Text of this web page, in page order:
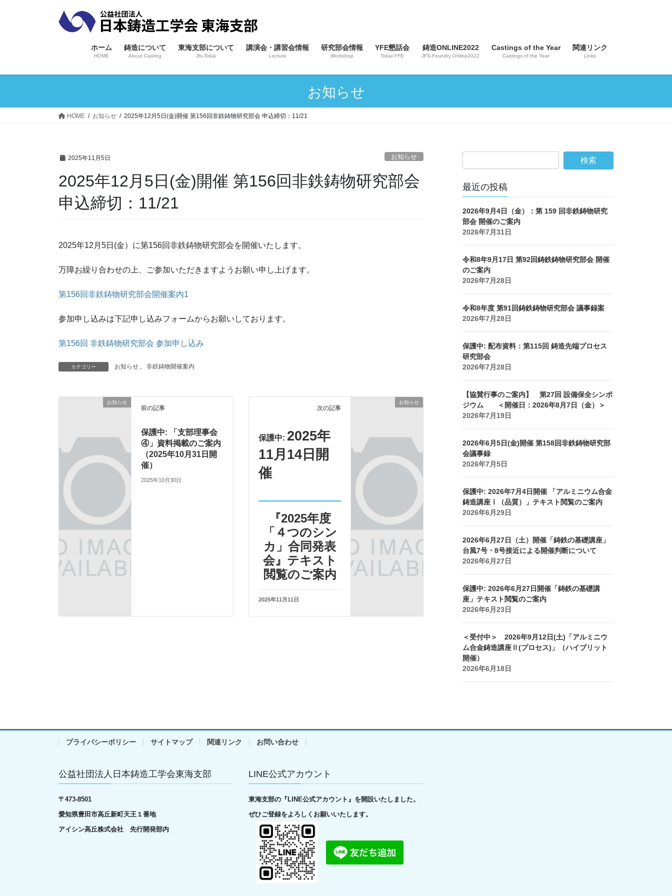
ス
ン
ホーム
HOME
鋳造について
About Casting
東海支部について
Jfs-Tokai
講演会・講習会情報
Lecture
研究部会情報
Workshop
YFE懇話会
Tokai-YFE
鋳造ONLINE2022
JFS-Foundry Online2022
Castings of the Year
Castings of the Year
関連リンク
Links
お知らせ
HOME お知らせ 2025年12月5日(金)開催 第156回非鉄鋳物研究部会 申込締切：11/21
2025年11月5日 お知らせ
2025年12月5日(金)開催 第156回非鉄鋳物研究部会
申込締切：11/21
2025年12月5日(金）に第156回非鉄鋳物研究部会を開催いたします。
万障お繰り合わせの上、ご参加いただきますようお願い申し上げます。
第156回非鉄鋳物研究部会開催案内1
参加申し込みは下記申し込みフォームからお願いしております。
第156回 非鉄鋳物研究部会 参加申し込み
カテゴリー お知らせ 、 非鉄鋳物開催案内
お知らせ
前の記事
保護中: 「支部理事会
④」資料掲載のご案内
（2025年10月31日開
催）
2025年10月30日
お知らせ
次の記事
保護中: 2025年
11月14日開
催
『2025年度
「４つのシン
カ」合同発表
会』テキスト
閲覧のご案内
2025年11月11日
最近の投稿
2026年9月4日（金）：第 159 回非鉄鋳物研究
部会 開催のご案内
2026年7月31日
令和8年9月17日 第92回鋳鉄鋳物研究部会 開催
のご案内
2026年7月28日
令和8年度 第91回鋳鉄鋳物研究部会 議事録案
2026年7月28日
保護中: 配布資料：第115回 鋳造先端プロセス
研究部会
2026年7月28日
【協賛行事のご案内】 第27回 設備保全シンポ
ジウム ＜開催日：2026年8月7日（金）＞
2026年7月19日
2026年6月5日(金)開催 第158回非鉄鋳物研究部
会議事録
2026年7月5日
保護中: 2026年7月4日開催 「アルミニウム合金
鋳造講座Ⅰ（品質）」テキスト閲覧のご案内
2026年6月29日
2026年6月27日（土）開催「鋳鉄の基礎講座」
台風7号・8号接近による開催判断について
2026年6月27日
保護中: 2026年6月27日開催「鋳鉄の基礎講
座」テキスト閲覧のご案内
2026年6月23日
＜受付中＞ 2026年9月12日(土)「アルミニウ
ム合金鋳造講座Ⅱ(プロセス)」（ハイブリット
開催）
2026年6月18日
プライバシーポリシー サイトマップ 関連リンク お問い合わせ
公益社団法人日本鋳造工学会東海支部
〒 473-8501
愛知県豊田市高丘新町天王１番地
アイシン高丘株式会社 先行開発部内
LINE公式アカウント
東海支部の『LINE公式アカウント』を開設いたしました。
ぜひご登録をよろしくお願いいたします。